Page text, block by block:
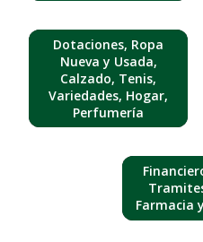
Dotaciones, Ropa
Nueva y Usada,
Calzado, Tenis,
Variedades, Hogar,
Perfumería
Farmacia